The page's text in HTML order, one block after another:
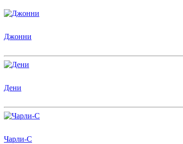
Джонни
Дени
Чарли-С